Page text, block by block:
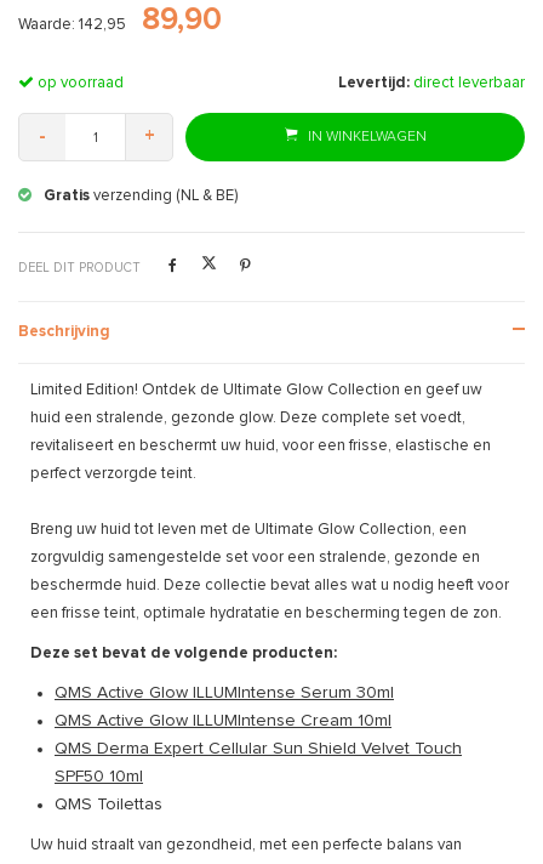
Waarde: 142,95 89,90
op voorraad Levertijd: direct leverbaar
- + IN WINKELWAGEN
Gratis verzending (NL & BE)
DEEL DIT PRODUCT
Beschrijving
Limited Edition! Ontdek de Ultimate Glow Collection en geef uw
huid een stralende, gezonde glow. Deze complete set voedt,
revitaliseert en beschermt uw huid, voor een frisse, elastische en
perfect verzorgde teint.
Breng uw huid tot leven met de Ultimate Glow Collection, een
zorgvuldig samengestelde set voor een stralende, gezonde en
beschermde huid. Deze collectie bevat alles wat u nodig heeft voor
een frisse teint, optimale hydratatie en bescherming tegen de zon.
Deze set bevat de volgende producten:
QMS Active Glow ILLUMIntense Serum 30ml
QMS Active Glow ILLUMIntense Cream 10ml
QMS Derma Expert Cellular Sun Shield Velvet Touch
SPF50 10ml
QMS Toilettas
Uw huid straalt van gezondheid, met een perfecte balans van